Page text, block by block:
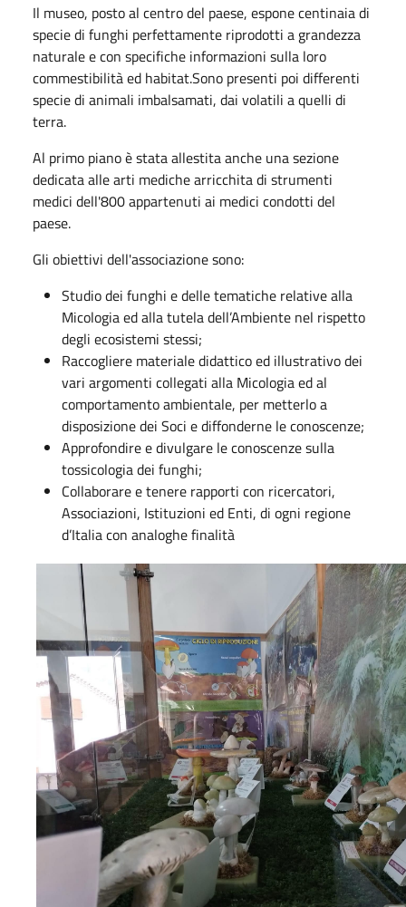
Il museo, posto al centro del paese, espone centinaia di
specie di funghi perfettamente riprodotti a grandezza
naturale e con specifiche informazioni sulla loro
commestibilità ed habitat.Sono presenti poi differenti
specie di animali imbalsamati, dai volatili a quelli di
terra.
Al primo piano è stata allestita anche una sezione
dedicata alle arti mediche arricchita di strumenti
medici dell'800 appartenuti ai medici condotti del
paese.
Gli obiettivi dell'associazione sono:
Studio dei funghi e delle tematiche relative alla
Micologia ed alla tutela dell’Ambiente nel rispetto
degli ecosistemi stessi;
Raccogliere materiale didattico ed illustrativo dei
vari argomenti collegati alla Micologia ed al
comportamento ambientale, per metterlo a
disposizione dei Soci e diffonderne le conoscenze;
Approfondire e divulgare le conoscenze sulla
tossicologia dei funghi;
Collaborare e tenere rapporti con ricercatori,
Associazioni, Istituzioni ed Enti, di ogni regione
d’Italia con analoghe finalità